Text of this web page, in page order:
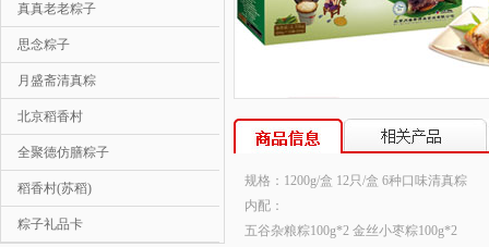
真真老老粽子
思念粽子
月盛斋清真粽
北京稻香村
全聚德仿膳粽子
稻香村(苏稻)
粽子礼品卡
规格：1200g/盒 12只/盒 6种口味清真粽
内配：
五谷杂粮粽100g*2 金丝小枣粽100g*2